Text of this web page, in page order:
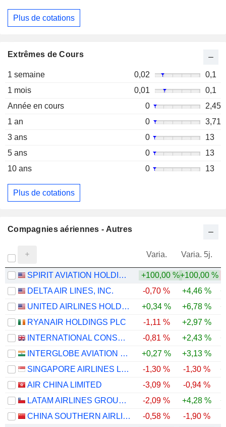
Plus de cotations
Extrêmes de Cours
1 semaine 0,02
0,1
1 mois
0,01
0,1
Année en cours
0
2,45
1 an
0
3,71
3 ans
0
13
5 ans
0
13
10 ans
0 13
Plus de cotations
Compagnies aériennes - Autres
Varia. Varia. 5j.
SPIRIT AVIATION HOLDINGS, INC. +100,00 %+100,00 %
DELTA AIR LINES, INC.
-0,70 % +4,46 %
UNITED AIRLINES HOLDINGS, INC.
+0,34 % +6,78 %
RYANAIR HOLDINGS PLC
-1,11 % +2,97 %
INTERNATIONAL CONSOLIDATED AIRLINES GROUP, S.A.
-0,81 % +2,43 %
INTERGLOBE AVIATION LIMITED
+0,27 % +3,13 %
SINGAPORE AIRLINES LIMITED
-1,30 % -1,30 %
AIR CHINA LIMITED
-3,09 % -0,94 %
LATAM AIRLINES GROUP S.A.
-2,09 % +4,28 %
CHINA SOUTHERN AIRLINES COMPANY LIMITED
-0,58 % -1,90 %